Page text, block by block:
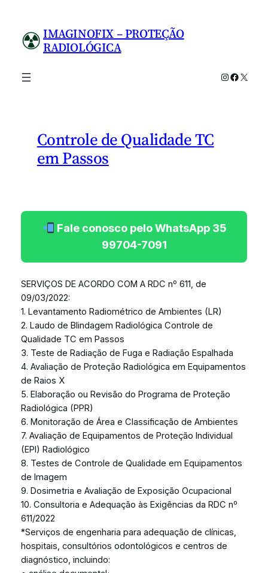
conteúdo
IMAGINOFIX – PROTEÇÃO
RADIOLÓGICA
Instagram
X
Controle de Qualidade TC
em Passos
Fale conosco pelo WhatsApp 35
99704-7091
SERVIÇOS DE ACORDO COM A RDC nº 611, de
09/03/2022:
1. Levantamento Radiométrico de Ambientes (LR)
2. Laudo de Blindagem Radiológica Controle de
Qualidade TC em Passos
3. Teste de Radiação de Fuga e Radiação Espalhada
4. Avaliação de Proteção Radiológica em Equipamentos
de Raios X
5. Elaboração ou Revisão do Programa de Proteção
Radiológica (PPR)
6. Monitoração de Área e Classificação de Ambientes
7. Avaliação de Equipamentos de Proteção Individual
(EPI) Radiológico
8. Testes de Controle de Qualidade em Equipamentos
de Imagem
9. Dosimetria e Avaliação de Exposição Ocupacional
10. Consultoria e Adequação às Exigências da RDC nº
611/2022
*Serviços de engenharia para adequação de clínicas,
hospitais, consultórios odontológicos e centros de
diagnóstico, incluindo: